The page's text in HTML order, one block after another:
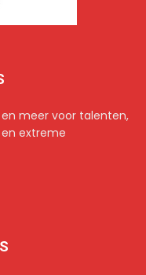
meer voor talenten,
extreme